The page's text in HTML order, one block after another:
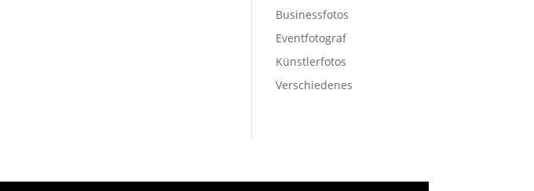
Businessfotos
Eventfotograf
Künstlerfotos
Verschiedenes